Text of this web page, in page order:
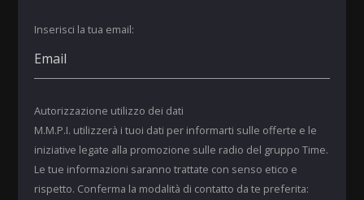
Inserisci la tua email:
Autorizzazione utilizzo dei dati
M.M.P.I. utilizzerà i tuoi dati per informarti sulle offerte e le
iniziative legate alla promozione sulle radio del gruppo Time.
Le tue informazioni saranno trattate con senso etico e
rispetto. Conferma la modalità di contatto da te preferita: